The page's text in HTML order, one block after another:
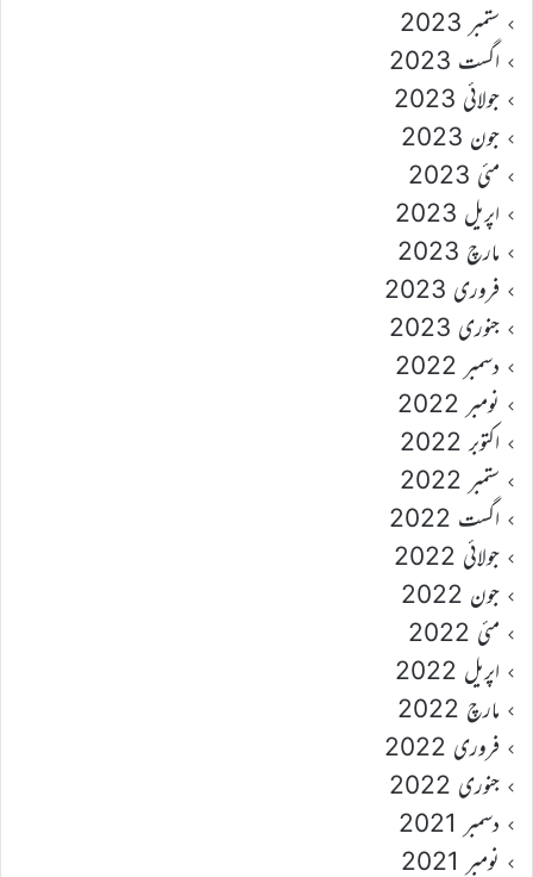
ستمبر 2023
اگست 2023
جولائی 2023
جون 2023
مئی 2023
اپریل 2023
مارچ 2023
فروری 2023
جنوری 2023
دسمبر 2022
نومبر 2022
اکتوبر 2022
ستمبر 2022
اگست 2022
جولائی 2022
جون 2022
مئی 2022
اپریل 2022
مارچ 2022
فروری 2022
جنوری 2022
دسمبر 2021
نومبر 2021